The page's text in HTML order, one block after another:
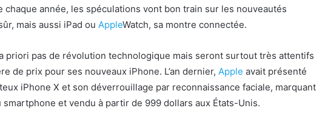
chaque année, les spéculations vont bon train sur les nouveautés
mais aussi iPad ou AppleWatch, sa montre connectée.
priori pas de révolution technologique mais seront surtout très attentifs
de prix pour ses nouveaux iPhone. L’an dernier, Apple avait présenté
iPhone X et son déverrouillage par reconnaissance faciale, marquant
et vendu à partir de 999 dollars aux États-Unis.